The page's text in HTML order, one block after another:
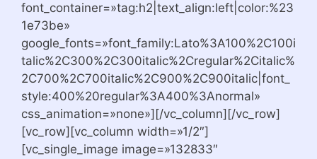
font_container=»tag:h2|text_align:left|color:%23
1e73be»
google_fonts=»font_family:Lato%3A100%2C100i
talic%2C300%2C300italic%2Cregular%2Citalic%
2C700%2C700italic%2C900%2C900italic|font_
style:400%20regular%3A400%3Anormal»
css_animation=»none»][/vc_column][/vc_row]
[vc_row][vc_column width=»1/2″]
[vc_single_image image=»132833″